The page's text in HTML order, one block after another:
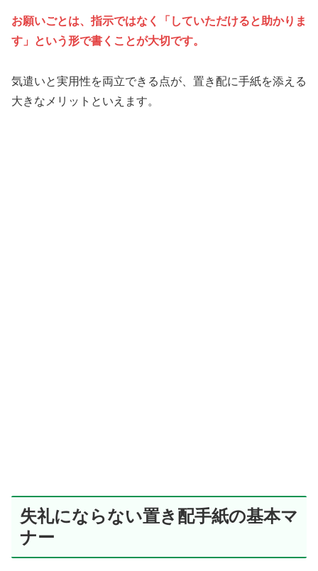
お願いごとは、指示ではなく「していただけると助かりま
す」という形で書くことが大切です。
気遣いと実用性を両立できる点が、置き配に手紙を添える
大きなメリットといえます。
失礼にならない置き配手紙の基本マ
ナー